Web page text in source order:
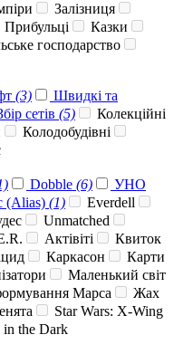
Залізниця
Прибульці
Казки
господарство
(3)
Швидкі та
сетів (5)
Колекційні
Колодобудівні
Dobble (6)
УНО
(Alias) (1)
Everdell
Unmatched
Актівіті
Квиток
Каркасон
Карти
Маленький світ
Марса
Жах
Star Wars: X-Wing
in the Dark